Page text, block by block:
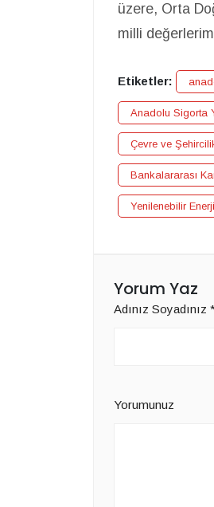
üzere, Orta
milli
Etiketler:
Anadolu Sigorta
Çevre ve
Bankalararası
Yenilenebilir
Yorum Yaz
Adınız Soyadınız
Yorumunuz